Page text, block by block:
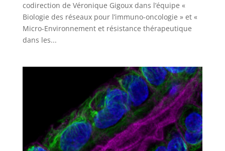
codirection de Véronique Gigoux dans l’équipe «
Biologie des réseaux pour l’immuno-oncologie » et «
Micro-Environnement et résistance thérapeutique
dans les...